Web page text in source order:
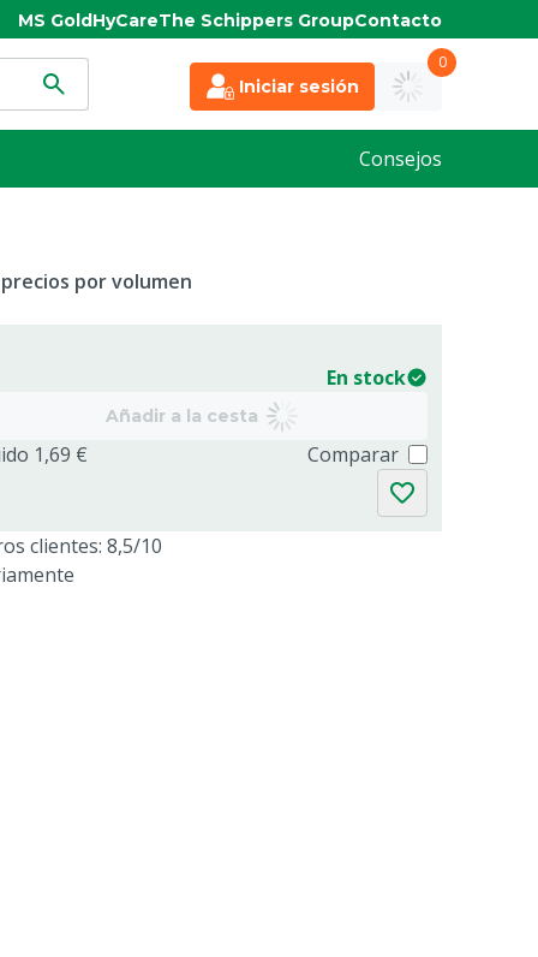
MS GoldHyCareThe Schippers GroupContacto
Iniciar sesión
0
Consejos
En stock
Añadir a la cesta
1,69 € Comparar
por volumen
clientes: 8,5/10